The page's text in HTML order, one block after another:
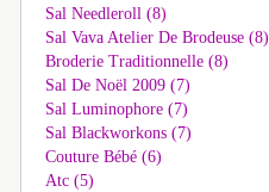
Sal Needleroll (8)
Sal Vava Atelier De Brodeuse (8)
Broderie Traditionnelle (8)
Sal De Noël 2009 (7)
Sal Luminophore (7)
Sal Blackworkons (7)
Couture Bébé (6)
Atc (5)